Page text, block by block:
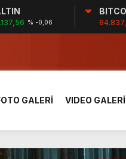
% -0,06
yük kazaya neden oldu
paylaştı
GALERİ VIDEO GALERİ